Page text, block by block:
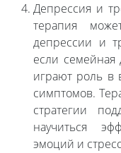
Депрессия и
терапия
депрессии и
если
играют роль в
симптомов.
стратегии
научиться
эмоций и